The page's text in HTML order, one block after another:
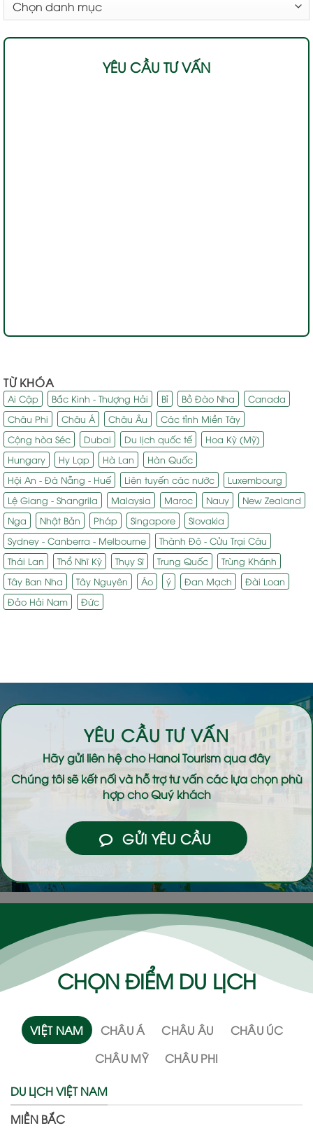
MỤC
YÊU CẦU TƯ VẤN
TỪ KHÓA
Ai Cập Bắc Kinh - Thượng Hải Bỉ Bồ Đào Nha
Canada
Châu Phi
Châu Á Châu Âu
Các tỉnh Miền Tây
Cộng hòa Séc
Dubai Du lịch quốc tế
Hoa Kỳ (Mỹ)
Hungary
Hy Lạp Hà Lan
Hàn Quốc
Hội An - Đà Nẵng - Huế
Liên tuyến các nước
Luxembourg
Lệ Giang - Shangrila
Malaysia Maroc Nauy
New Zealand
Nga
Nhật Bản Pháp Singapore
Slovakia
Sydney - Canberra - Melbourne
Thành Đô - Cửu Trại Câu
Thái Lan
Thổ Nhĩ Kỳ Thụy Sĩ Trung Quốc
Trùng Khánh
Tây Ban Nha
Tây Nguyên Áo ý Đan Mạch
Đài Loan
Đảo Hải Nam
Đức
YÊU CẦU TƯ VẤN
Hãy gửi liên hệ choHanoi Tourismqua đây
Chúng tôi sẽ kết nối và hỗ trợ tư vấn các lựa chọn phù
hợp cho Quý khách
GỬI YÊU CẦU
CHỌN ĐIỂM DU LỊCH
VIỆT NAM CHÂU Á CHÂU ÂU
CHÂU ÚC
CHÂU MỸ
CHÂU PHI
DU LỊCH VIỆT NAM
MIỀN BẮC